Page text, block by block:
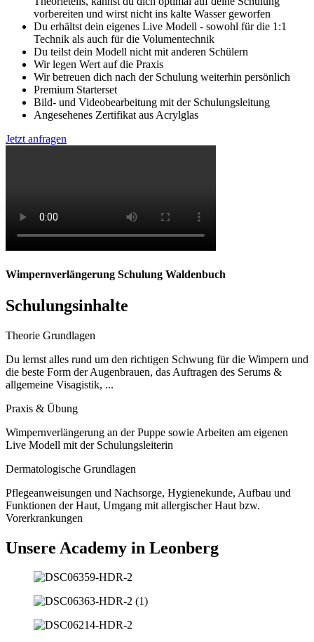
vorbereiten und wirst nicht ins kalte Wasser geworfen
Du erhältst dein eigenes Live Modell - sowohl für die 1:1
Technik als auch für die Volumentechnik
Du teilst dein Modell nicht mit anderen Schülern
Wir legen Wert auf die Praxis
Wir betreuen dich nach der Schulung weiterhin persönlich
Premium Starterset
Bild- und Videobearbeitung mit der Schulungsleitung
Angesehenes Zertifikat aus Acrylglas
Jetzt anfragen
Wimpernverlängerung Schulung Waldenbuch
Schulungsinhalte
Theorie Grundlagen
Du lernst alles rund um den richtigen Schwung für die Wimpern und
die beste Form der Augenbrauen, das Auftragen des Serums &
allgemeine Visagistik, ...
Praxis & Übung
Wimpernverlängerung an der Puppe sowie Arbeiten am eigenen
Live Modell mit der Schulungsleiterin
Dermatologische Grundlagen
Pflegeanweisungen und Nachsorge, Hygienekunde, Aufbau und
Funktionen der Haut, Umgang mit allergischer Haut bzw.
Vorerkrankungen
Unsere Academy in Leonberg